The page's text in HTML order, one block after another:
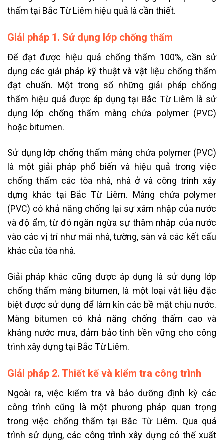
thấm tại Bắc Từ Liêm hiệu quả là cần thiết.
Giải pháp 1. Sử dụng lớp chống thấm
Để đạt được hiệu quả chống thấm 100%, cần sử
dụng các giải pháp kỹ thuật và vật liệu chống thấm
đạt chuẩn. Một trong số những giải pháp chống
thấm hiệu quả được áp dụng tại Bắc Từ Liêm là sử
dụng lớp chống thấm màng chứa polymer (PVC)
hoặc bitumen.
Sử dụng lớp chống thấm màng chứa polymer (PVC)
là một giải pháp phổ biến và hiệu quả trong việc
chống thấm các tòa nhà, nhà ở và công trình xây
dựng khác tại Bắc Từ Liêm. Màng chứa polymer
(PVC) có khả năng chống lại sự xâm nhập của nước
và độ ẩm, từ đó ngăn ngừa sự thâm nhập của nước
vào các vị trí như mái nhà, tường, sàn và các kết cấu
khác của tòa nhà.
Giải pháp khác cũng được áp dụng là sử dụng lớp
chống thấm màng bitumen, là một loại vật liệu đặc
biệt được sử dụng để làm kín các bề mặt chịu nước.
Màng bitumen có khả năng chống thấm cao và
kháng nước mưa, đảm bảo tính bền vững cho công
trình xây dựng tại Bắc Từ Liêm.
Giải pháp 2. Thiết kế và kiểm tra công trình
Ngoài ra, việc kiểm tra và bảo dưỡng định kỳ các
công trình cũng là một phương pháp quan trọng
trong việc chống thấm tại Bắc Từ Liêm. Qua quá
trình sử dụng, các công trình xây dựng có thể xuất